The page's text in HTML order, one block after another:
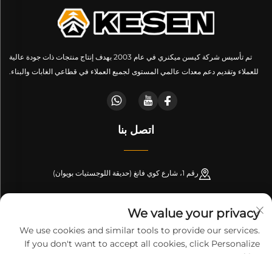
تم تأسيس شركة كيسن ميكنري في عام 2003 بهدف إنتاج منتجات ذات جودة عالية
للعملاء وتقديم دعم معدات عالمي المستوى لجميع العملاء في قطاعي الغابات والبناء.
اتصل بنا
رقم 1، شارع كوي فانغ (حديقة اللوجستيات بويوان)
We value your privacy
We use cookies and similar tools to provide our services.
If you don't want to accept all cookies, click Personalize